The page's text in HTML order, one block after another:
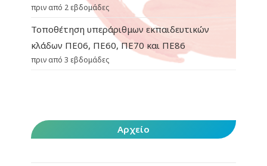
πριν από 2 εβδομάδες
Τοποθέτηση υπεράριθμων εκπαιδευτικών
κλάδων ΠΕ06, ΠΕ60, ΠΕ70 και ΠΕ86
πριν από 3 εβδομάδες
Αρχείο